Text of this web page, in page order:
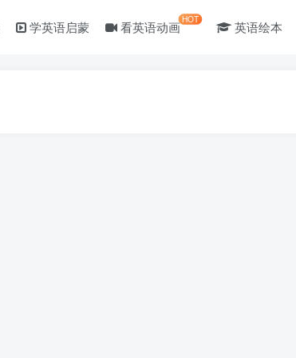
学英语启蒙 看英语动画HOT 英语绘本